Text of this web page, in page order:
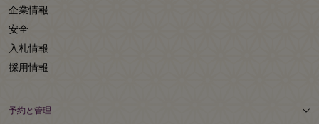
企業情報
安全
入札情報
採用情報
予約と管理